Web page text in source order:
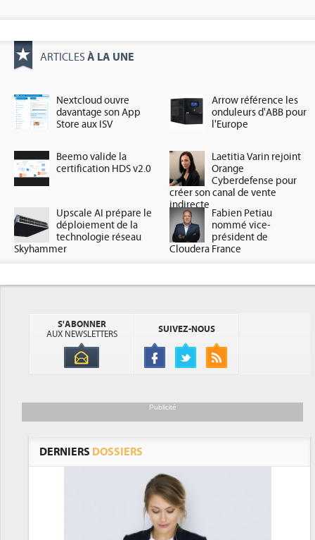
ARTICLES À LA UNE
Nextcloud ouvre
davantage son App
Store aux ISV
Arrow référence les
onduleurs d'ABB pour
l'Europe
Beemo valide la
certification HDS v2.0
Laetitia Varin rejoint
Orange
Cyberdefense pour
créer son canal de vente
indirecte
Upscale AI prépare le
déploiement de la
technologie réseau
Skyhammer
Fabien Petiau
nommé vice-
président de
Cloudera France
S'ABONNER
AUX NEWSLETTERS
SUIVEZ-NOUS
Publicité
DERNIERS DOSSIERS